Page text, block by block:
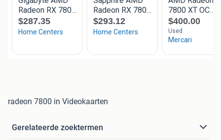
radeon 7800 in Videokaarten
Gerelateerde zoektermen